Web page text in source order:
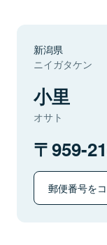
新潟県
ニイガタケン
小里
オサト
959-
郵便番号を